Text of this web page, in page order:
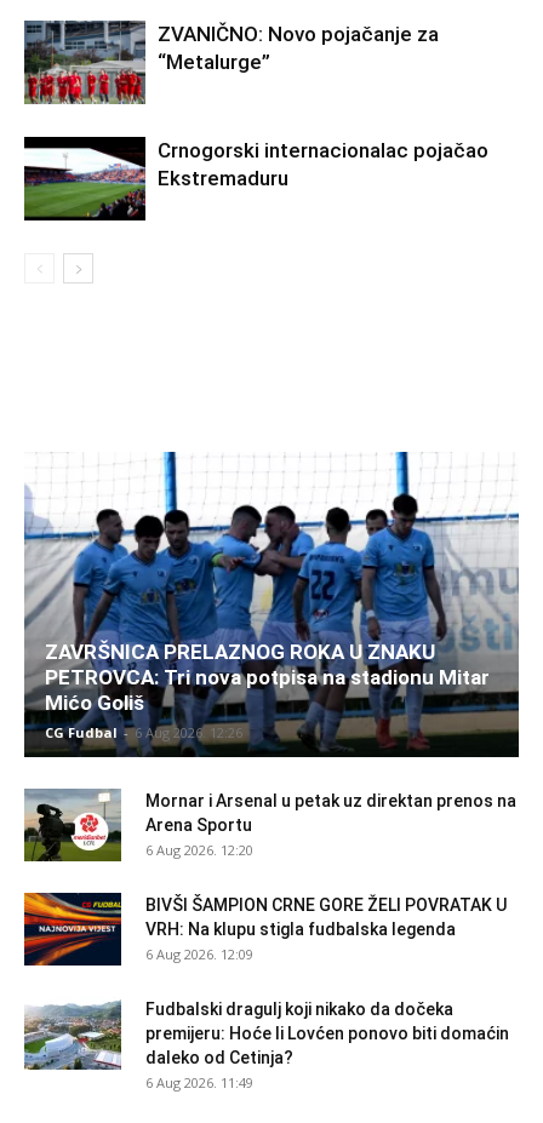
ZVANIČNO: Novo pojačanje za
“Metalurge”
Crnogorski internacionalac pojačao
Ekstremaduru
ZAVRŠNICA PRELAZNOG ROKA U ZNAKU
PETROVCA: Tri nova potpisa na stadionu Mitar
Mićo Goliš
CG Fudbal - 6 Aug 2026. 12:26
Mornar i Arsenal u petak uz direktan prenos na
Arena Sportu
6 Aug 2026. 12:20
BIVŠI ŠAMPION CRNE GORE ŽELI POVRATAK U
VRH: Na klupu stigla fudbalska legenda
6 Aug 2026. 12:09
Fudbalski dragulj koji nikako da dočeka
premijeru: Hoće li Lovćen ponovo biti domaćin
daleko od Cetinja?
6 Aug 2026. 11:49